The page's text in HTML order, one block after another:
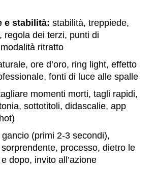
e stabilità: stabilità, treppiede,
regola dei terzi, punti di
ritratto
ore d’oro, ring light, effetto
fonti di luce alle spalle
momenti morti, tagli rapidi,
sottotitoli, didascalie, app
gancio (primi 2-3 secondi),
processo, dietro le
dopo, invito all’azione